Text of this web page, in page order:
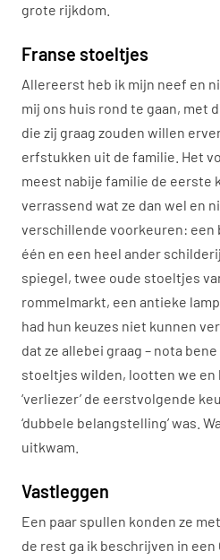
grote rijkdom.
Franse stoeltjes
Allereerst heb ik mijn neef en
mij ons huis rond te gaan, met
die zij graag zouden willen
erfstukken uit de familie. Het
meest nabije familie de eerste
verrassend wat ze dan wel en
verschillende voorkeuren: een
één en een heel ander
spiegel, twee oude stoeltjes
rommelmarkt, een antieke
had hun keuzes niet kunnen
dat ze allebei graag – nota
stoeltjes wilden, lootten we en
‘verliezer’ de eerstvolgende
‘dubbele belangstelling’ was.
uitkwam.
Vastleggen
Een paar spullen konden ze
de rest ga ik beschrijven in een